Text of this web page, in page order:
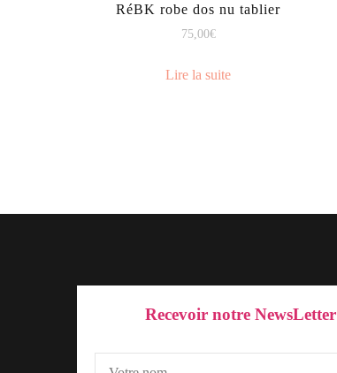
RéBK robe dos nu tablier
75,00€
Lire la suite
Recevoir notre NewsLetter